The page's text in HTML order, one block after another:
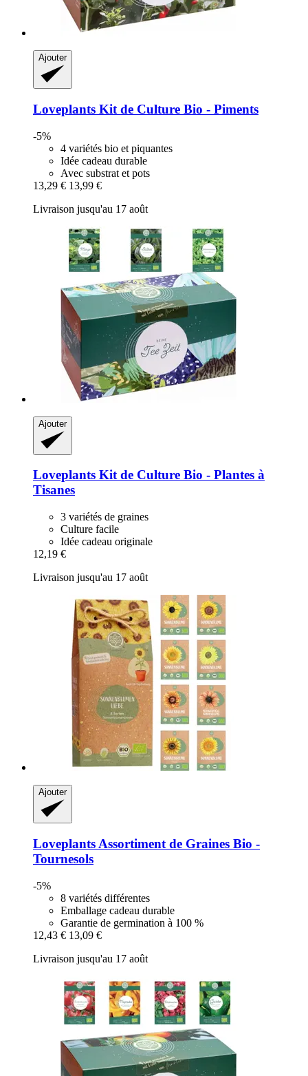
Ajouter
Loveplants Kit de Culture Bio -​ Piments
-5%
4 variétés bio et piquantes
Idée cadeau durable
Avec substrat et pots
13,29 € 13,99 €
Livraison jusqu'au 17 août
Ajouter
Loveplants Kit de Culture Bio -​ Plantes à
Tisanes
3 variétés de graines
Culture facile
Idée cadeau originale
12,19 €
Livraison jusqu'au 17 août
Ajouter
Loveplants Assortiment de Graines Bio -​
Tournesols
-5%
8 variétés différentes
Emballage cadeau durable
Garantie de germination à 100 %
12,43 € 13,09 €
Livraison jusqu'au 17 août